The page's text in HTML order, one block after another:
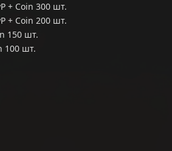
+ Coin 300 шт.
+ Coin 200 шт.
150 шт.
100 шт.